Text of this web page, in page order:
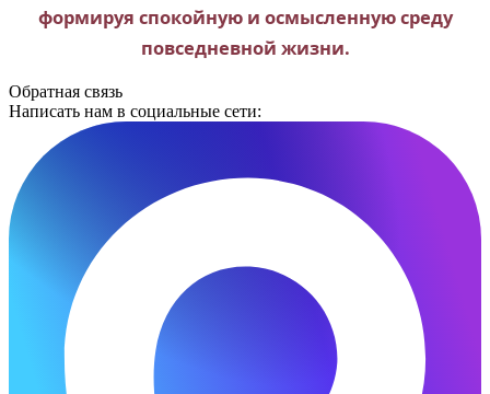
формируя спокойную и осмысленную среду
повседневной жизни.
Обратная связь
Написать нам в социальные сети: